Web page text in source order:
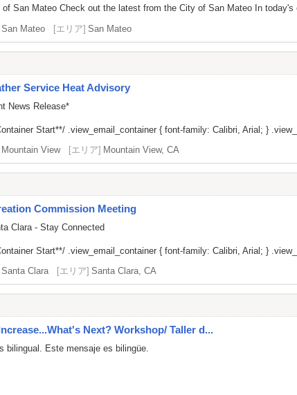
of San Mateo Check out the latest from the City of San Mateo In
Mateo [エリア] San Mateo
Service Heat Advisory
News Release*
Start**/ .view_email_container { font-family: Calibri, Arial; }
View [エリア] Mountain View, CA
Commission Meeting
Clara - Stay Connected
Start**/ .view_email_container { font-family: Calibri, Arial; }
Clara [エリア] Santa Clara, CA
Next? Workshop/ Taller d...
bilingual. Este mensaje es bilingüe.